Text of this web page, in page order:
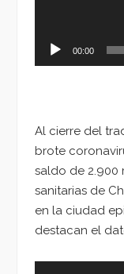
00:00
Al cierre del
brote
saldo de 2.900
sanitarias de
en la ciudad
destacan el